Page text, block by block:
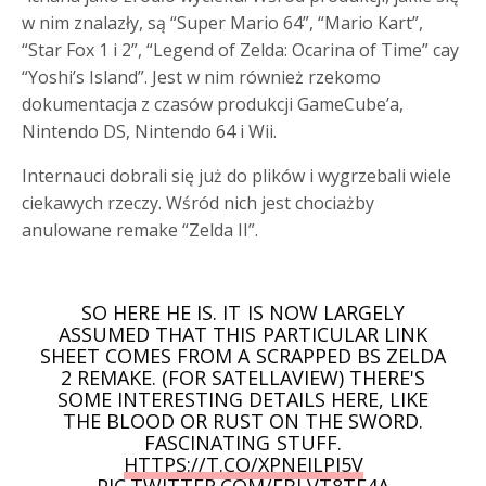
w nim znalazły, są “Super Mario 64”, “Mario Kart”,
“Star Fox 1 i 2”, “Legend of Zelda: Ocarina of Time” cay
“Yoshi’s Island”. Jest w nim również rzekomo
dokumentacja z czasów produkcji GameCube’a,
Nintendo DS, Nintendo 64 i Wii.
Internauci dobrali się już do plików i wygrzebali wiele
ciekawych rzeczy. Wśród nich jest chociażby
anulowane remake “Zelda II”.
SO HERE HE IS. IT IS NOW LARGELY
ASSUMED THAT THIS PARTICULAR LINK
SHEET COMES FROM A SCRAPPED BS ZELDA
2 REMAKE. (FOR SATELLAVIEW) THERE'S
SOME INTERESTING DETAILS HERE, LIKE
THE BLOOD OR RUST ON THE SWORD.
FASCINATING STUFF.
HTTPS://T.CO/XPNEILPI5V